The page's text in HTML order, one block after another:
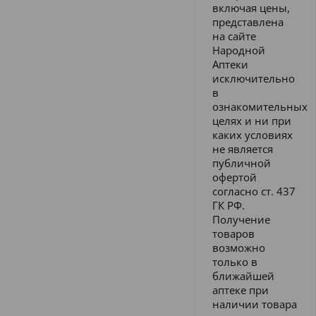
включая цены,
представлена
на сайте
Народной
Аптеки
исключительно
в
ознакомительных
целях и ни при
каких условиях
не является
публичной
офертой
согласно ст. 437
ГК РФ.
Получение
товаров
возможно
только в
ближайшей
аптеке при
наличии товара